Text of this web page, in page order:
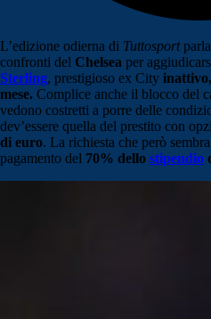
L’edizione odierna di Tuttosport
confronti del Chelsea per
Sterling, prestigioso ex City
mese. Complice anche il blocco del
vedono costretti a porre delle
dev’essere quella del prestito con
di euro. La richiesta che però
pagamento del 70% dello stipendio